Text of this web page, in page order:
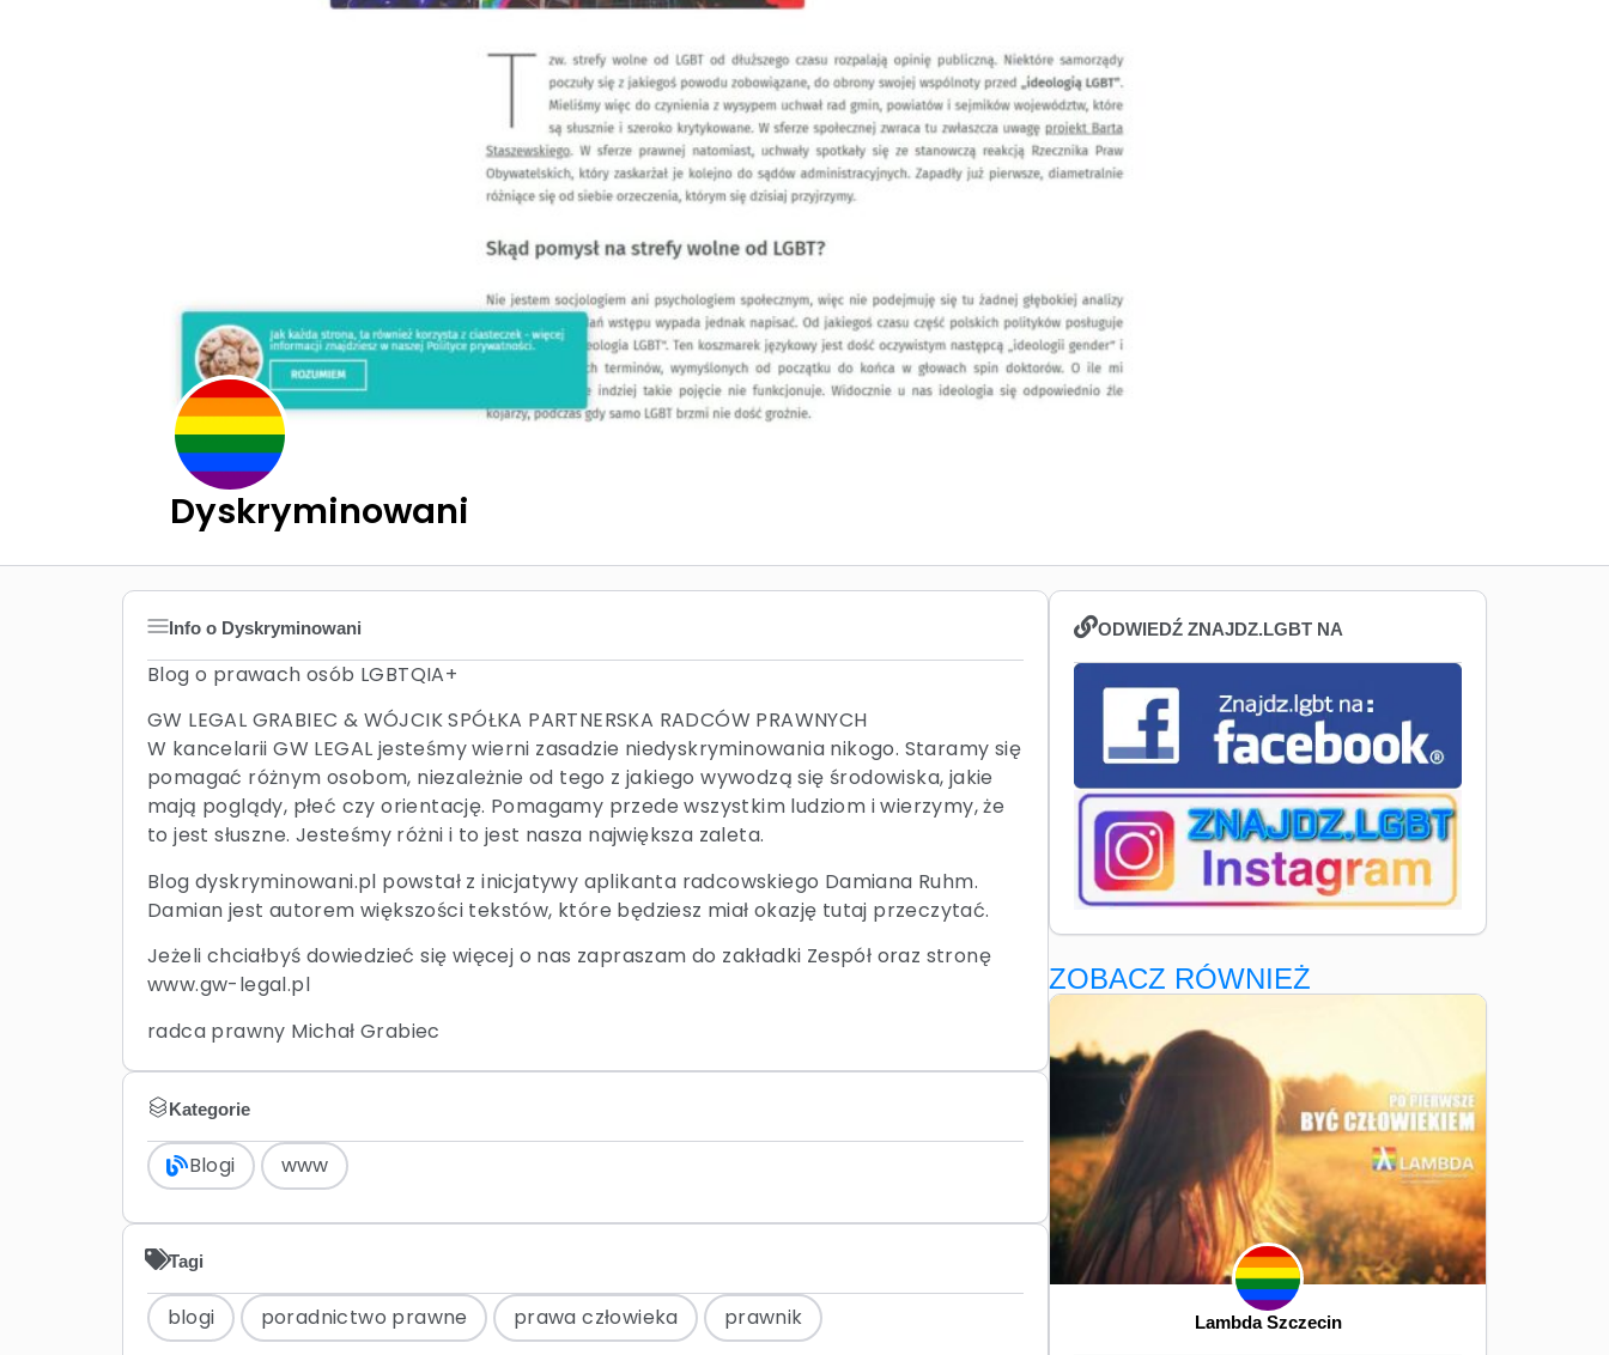
Dyskryminowani
Info o Dyskryminowani
Blog o prawach osób LGBTQIA+
GW LEGAL GRABIEC & WÓJCIK SPÓŁKA PARTNERSKA RADCÓW PRAWNYCH
W kancelarii GW LEGAL jesteśmy wierni zasadzie niedyskryminowania nikogo. Staramy się
pomagać różnym osobom, niezależnie od tego z jakiego wywodzą się środowiska, jakie
mają poglądy, płeć czy orientację. Pomagamy przede wszystkim ludziom i wierzymy, że
to jest słuszne. Jesteśmy różni i to jest nasza największa zaleta.
Blog dyskryminowani.pl powstał z inicjatywy aplikanta radcowskiego Damiana Ruhm.
Damian jest autorem większości tekstów, które będziesz miał okazję tutaj przeczytać.
Jeżeli chciałbyś dowiedzieć się więcej o nas zapraszam do zakładki Zespół oraz stronę
www.gw-legal.pl
radca prawny Michał Grabiec
Kategorie
Blogi www
Tagi
blogi poradnictwo prawne prawa człowieka prawnik
ODWIEDŹ ZNAJDZ.LGBT NA
ZOBACZ RÓWNIEŻ
Lambda Szczecin